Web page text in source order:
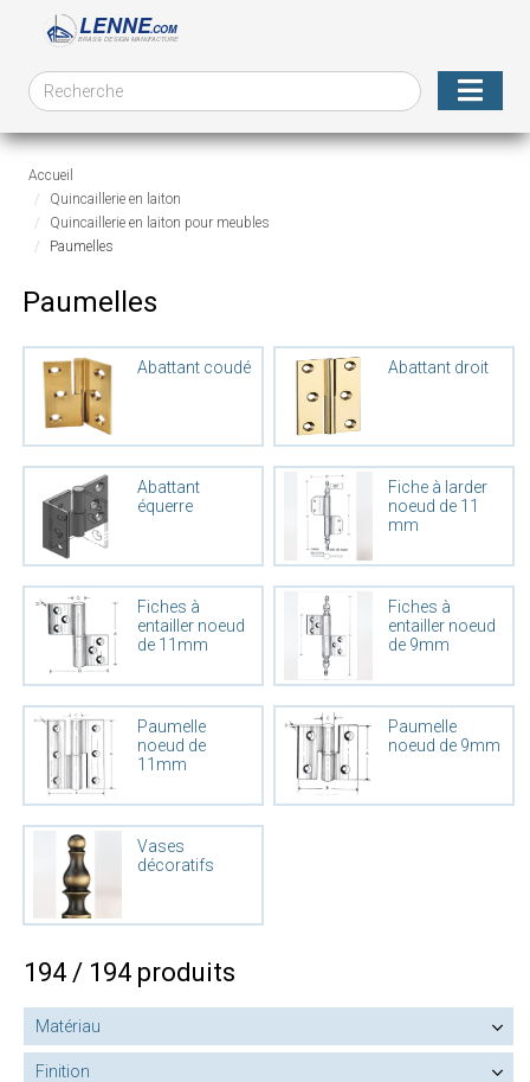
Accueil
Quincaillerie en laiton
Quincaillerie en laiton pour meubles
Paumelles
Paumelles
Abattant coudé Abattant droit
Abattant
équerre
Fiche à larder
noeud de 11
mm
Fiches à
entailler noeud
de 11mm
Fiches à
entailler noeud
de 9mm
Paumelle
noeud de
11mm
Paumelle
noeud de 9mm
Vases
décoratifs
194 / 194 produits
Matériau
Finition